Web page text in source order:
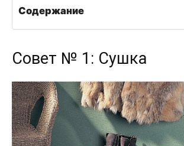
Содержание
Совет № 1: Сушка